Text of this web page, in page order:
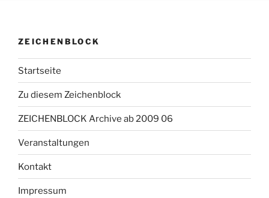
ZEICHENBLOCK
Startseite
Zu diesem Zeichenblock
ZEICHENBLOCK Archive ab 2009 06
Veranstaltungen
Kontakt
Impressum